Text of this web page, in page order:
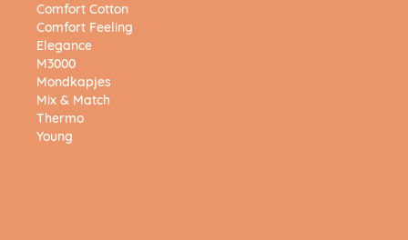
Comfort Cotton
Comfort Feeling
Elegance
M3000
Mondkapjes
Mix & Match
Thermo
Young